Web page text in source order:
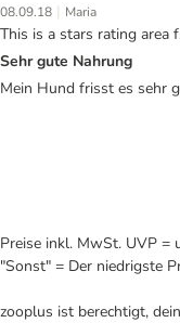
08.09.18 | Maria
This is a stars rating area
Sehr gute Nahrung
Mein Hund frisst es sehr
Preise inkl. MwSt. UVP =
"Sonst" = Der niedrigste
zooplus ist berechtigt,